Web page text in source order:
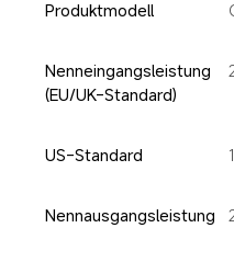
Produktmodell
Nenneingangsleistung
(EU/UK-Standard)
US-Standard
Nennausgangsleistung